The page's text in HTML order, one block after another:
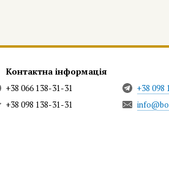
Контактна інформація
+38 066 138-31-31
+38 098 138-31-31
+38 098